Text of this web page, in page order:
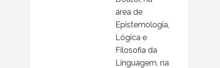
área de
Epistemologia,
Lógica e
Filosofia da
Linguagem, na